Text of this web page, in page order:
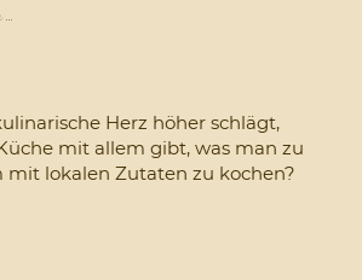
Herz höher schlägt,
mit allem gibt, was man zu
mit lokalen Zutaten zu kochen?